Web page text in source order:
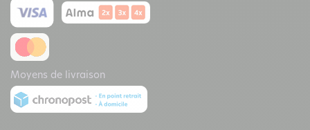
Moyens de livraison